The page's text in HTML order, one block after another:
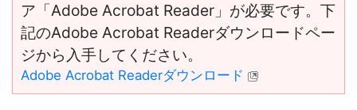
ア「Adobe Acrobat Reader」が必要です。下
記のAdobe Acrobat Readerダウンロードペー
ジから入手してください。
Adobe Acrobat Readerダウンロード